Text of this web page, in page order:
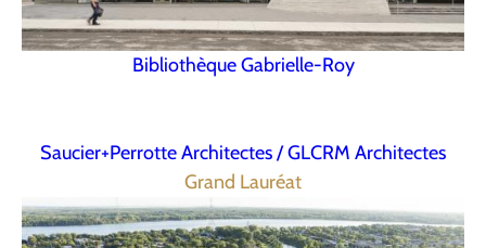
Bibliothèque Gabrielle-Roy
Saucier+Perrotte Architectes / GLCRM Architectes
Grand Lauréat